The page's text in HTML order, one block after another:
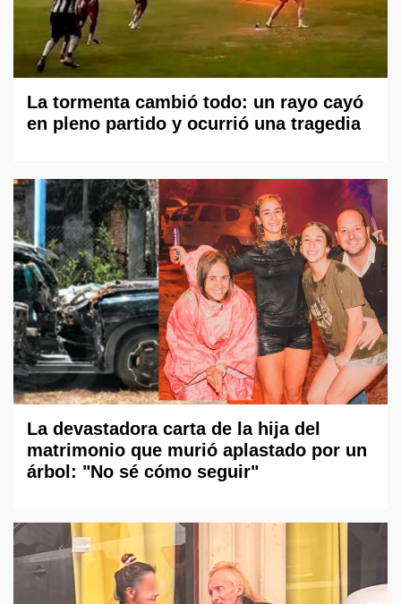
La tormenta cambió todo: un rayo cayó
en pleno partido y ocurrió una tragedia
La devastadora carta de la hija del
matrimonio que murió aplastado por un
árbol: "No sé cómo seguir"